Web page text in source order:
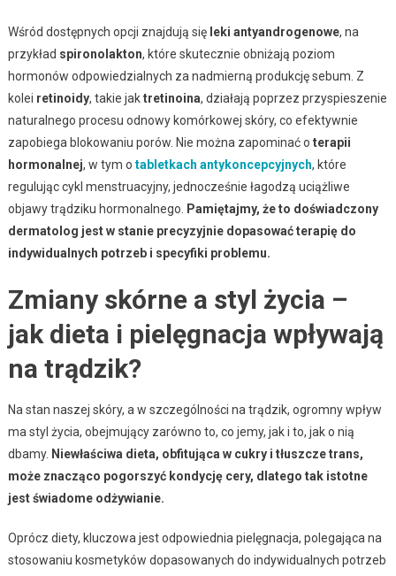
Wśród dostępnych opcji znajdują się leki antyandrogenowe, na
przykład spironolakton, które skutecznie obniżają poziom
hormonów odpowiedzialnych za nadmierną produkcję sebum. Z
kolei retinoidy, takie jaktretinoina, działają poprzez przyspieszenie
naturalnego procesu odnowy komórkowej skóry, co efektywnie
zapobiega blokowaniu porów. Nie można zapominać o terapii
hormonalnej, w tym o tabletkach antykoncepcyjnych, które
regulując cykl menstruacyjny, jednocześnie łagodzą uciążliwe
objawy trądziku hormonalnego.
Pamiętajmy, że to doświadczony
dermatolog jest w stanie precyzyjnie dopasować terapię do
indywidualnych potrzeb i specyfiki problemu.
Zmiany skórne a styl życia –
jak dieta i pielęgnacja wpływają
na trądzik?
Na stan naszej skóry, a w szczególności na trądzik, ogromny wpływ
ma styl życia, obejmujący zarówno to, co jemy, jak i to, jak o nią
dbamy. Niewłaściwa dieta, obfitująca w cukry i tłuszcze trans,
może znacząco pogorszyć kondycję cery, dlatego tak istotne
jest świadome odżywianie.
Oprócz diety, kluczowa jest odpowiednia pielęgnacja, polegająca na
stosowaniu kosmetyków dopasowanych do indywidualnych potrzeb